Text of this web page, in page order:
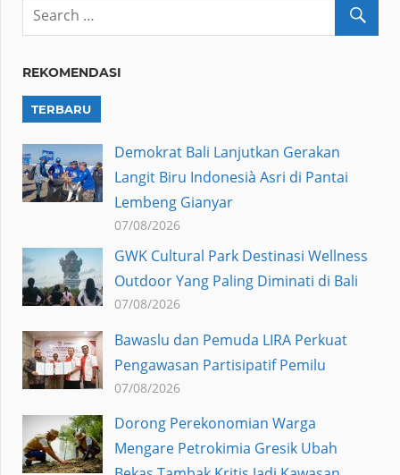
REKOMENDASI
TERBARU
Demokrat Bali Lanjutkan Gerakan
Langit Biru Indonesià Asri di Pantai
Lembeng Gianyar
07/08/2026
GWK Cultural Park Destinasi Wellness
Outdoor Yang Paling Diminati di Bali
07/08/2026
Bawaslu dan Pemuda LIRA Perkuat
Pengawasan Partisipatif Pemilu
07/08/2026
Dorong Perekonomian Warga
Mengare Petrokimia Gresik Ubah